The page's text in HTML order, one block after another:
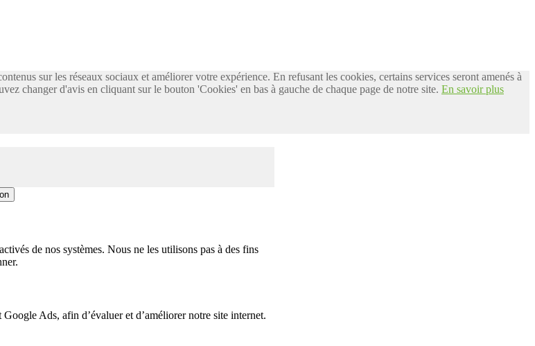
sur les réseaux sociaux et améliorer votre expérience. En refusant les cookies, certains services seront amenés à
changer d'avis en cliquant sur le bouton 'Cookies' en bas à gauche de chaque page de notre site. En savoir plus
de nos systèmes. Nous ne les utilisons pas à des fins
Ads, afin d’évaluer et d’améliorer notre site internet.